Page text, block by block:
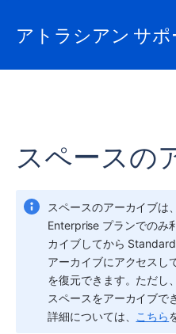
アトラシアン サポ
スペースの
スペースのアーカイブは
Enterprise プランでのみ
カイブしてから
アーカイブにアクセスし
を復元できます。ただし
スペースをアーカイブで
詳細については、 こちら